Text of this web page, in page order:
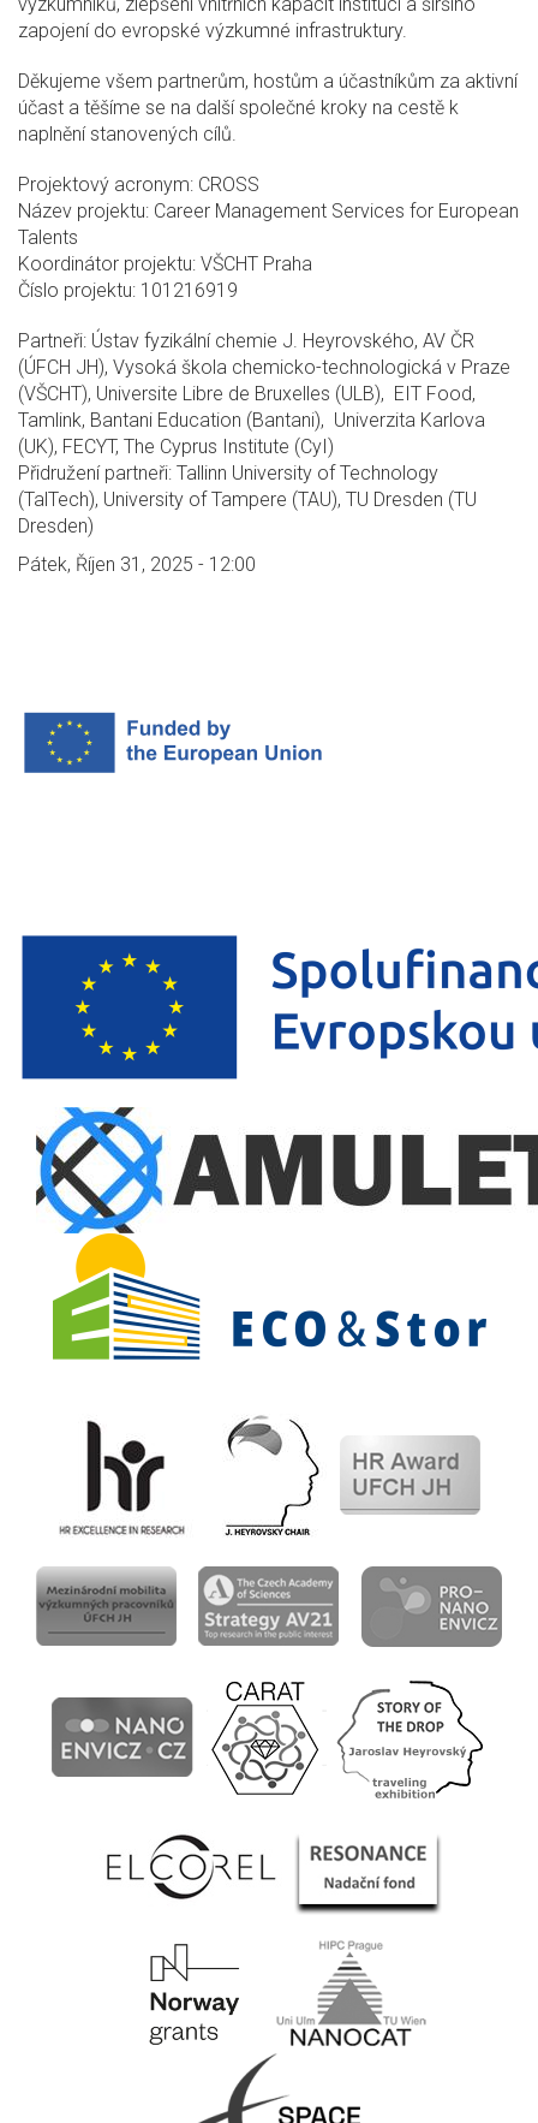
zapojení do evropské výzkumné infrastruktury.
Děkujeme všem partnerům, hostům a účastníkům za aktivní
účast a těšíme se na další společné kroky na cestě k
naplnění stanovených cílů.
Projektový acronym: CROSS
Název projektu: Career Management Services for European
Talents
Koordinátor projektu: VŠCHT Praha
Číslo projektu: 101216919
Partneři: Ústav fyzikální chemie J. Heyrovského, AV ČR
(ÚFCH JH), Vysoká škola chemicko-technologická v Praze
(VŠCHT), Universite Libre de Bruxelles (ULB), EIT Food,
Tamlink, Bantani Education (Bantani), Univerzita Karlova
(UK), FECYT, The Cyprus Institute (CyI)
Přidružení partneři: Tallinn University of Technology
(TalTech), University of Tampere (TAU), TU Dresden (TU
Dresden)
Pátek, Říjen 31, 2025 - 12:00